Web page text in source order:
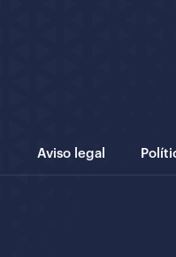
Aviso legal